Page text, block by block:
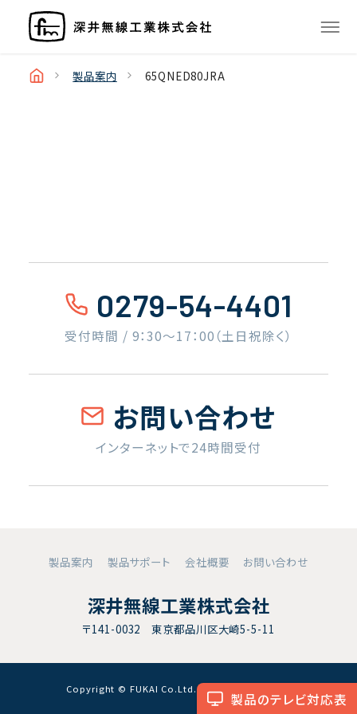
製品のテレビ対応表
製品案内 65QNED80JRA
0279-54-4401
受付時間 / 9：30〜17：00（土日祝除く）
お問い合わせ
インターネットで24時間受付
製品案内 製品サポート 会社概要 お問い合わせ
深井無線工業株式会社
〒141-0032 東京都品川区大崎5-5-11
Copyright © FUKAI Co.Ltd. All RightsReserved.